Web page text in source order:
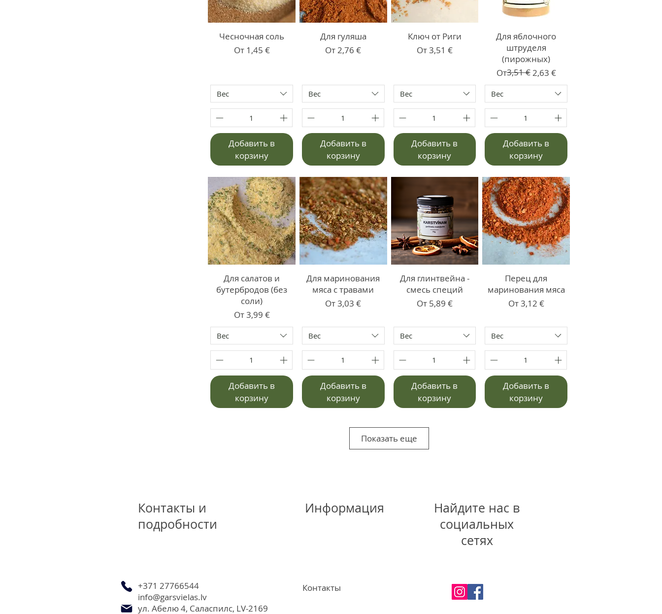
Чесночная соль
От 1,45 €
Цена со скидкой
Вес
Добавить в
корзину
Для гуляша
От2,76 €
Цена со скидкой
Вес
Добавить в
корзину
Ключ от Риги
От3,51 €
Цена со скидкой
Вес
Добавить в
корзину
Для яблочного
штруделя
(пирожных)
От
Обычная цена
3,51 €2,63 €
Цена со скидкой
Вес
Добавить в
корзину
Для салатов и
бутербродов (без
соли)
От3,99 €
Цена со скидкой
Вес
Добавить в
корзину
Для маринования
мяса с травами
От3,03 €
Цена со скидкой
Вес
Добавить в
корзину
Для глинтвейна -
смесь специй
От 5,89 €
Цена со скидкой
Вес
Добавить в
корзину
Перец для
маринования мяса
От3,12 €
Цена со скидкой
Вес
Добавить в
корзину
Показать еще
Контакты и
подробности
Информация
Найдите нас в
социальных
сетях
+371 27766544
info@garsvielas.lv
ул. Абелю 4, Саласпилс, LV-2169
Контакты